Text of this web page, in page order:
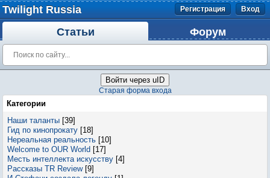
Twilight Russia Регистрация Вход
Статьи Форум
Войти через uID
Старая форма входа
Категории
Наши таланты [39]
Гид по кинопрокату [18]
Нереальная реальность [10]
Welcome to OUR World [17]
Месть интеллекта искусству [4]
Рассказы TR Review [9]